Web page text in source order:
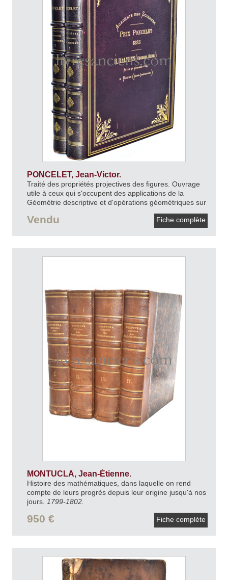
PONCELET, Jean-Victor.
Traité des propriétés projectives des figures. Ouvrage
utile à ceux qui s'occupent des applications de la
Géométrie descriptive et d'opérations géométriques sur
Vendu Fiche complète
MONTUCLA, Jean-Étienne.
Histoire des mathématiques, dans laquelle on rend
compte de leurs progrès depuis leur origine jusqu'à nos
jours.
1799-1802.
950 € Fiche complète